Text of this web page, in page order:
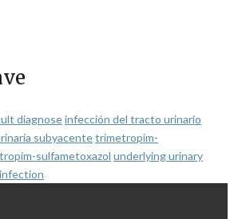
diagnoseinfección del tracto urinario
subyacentetrimetropim-
sulfametoxazol underlying urinary